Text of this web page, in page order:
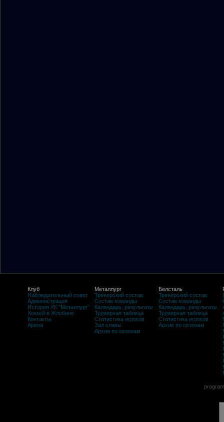
Клуб
Наблюдательный совет
Администрация
История ХК "Металлург"
Хоккей в Жлобине
Контакты
Арена
Металлург
Тренерский состав
Состав команды
Календарь, результаты
Турнирная таблица
Статистика игроков
Зал славы
Архив по сезонам
Белсталь
Тренерский состав
Состав команды
Календарь, результаты
Турнирная таблица
Статистика игроков
Архив по сезонам